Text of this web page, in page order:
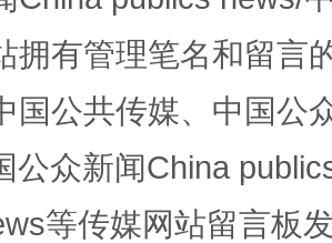
旅游的“隐身衣” 如何以
拥有管理笔名和留言
国公共传媒、中国公
公众新闻China
等传媒网站留言板